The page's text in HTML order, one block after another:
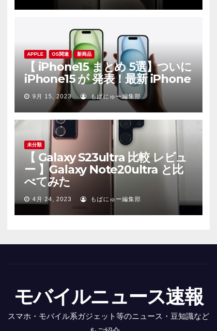
APPLE OS関連 新商品
【 iPhone15 まとめ 5選】ついに
iPhone15 が 発表！最新 iPhone
9月 15, 2023 もばにゅー編集部
未分類
【 Galaxy S23ultra 比較 レビュ
ー 】Galaxy Note20ultra と比
べてみた
4月 24, 2023 もばにゅー編集部
モバイルニュース速報
スマホ・モバイル系ガジェット等のニュース・豆知識など